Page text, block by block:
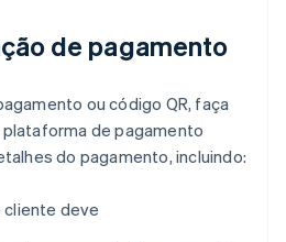
de pagamento
ou código QR, faça
de pagamento
do pagamento, incluindo:
deve